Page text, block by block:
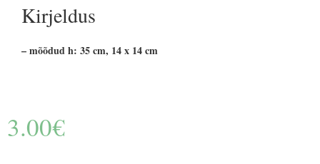
Kirjeldus
– mõõdud h: 35 cm, 14 x 14 cm
3.00€